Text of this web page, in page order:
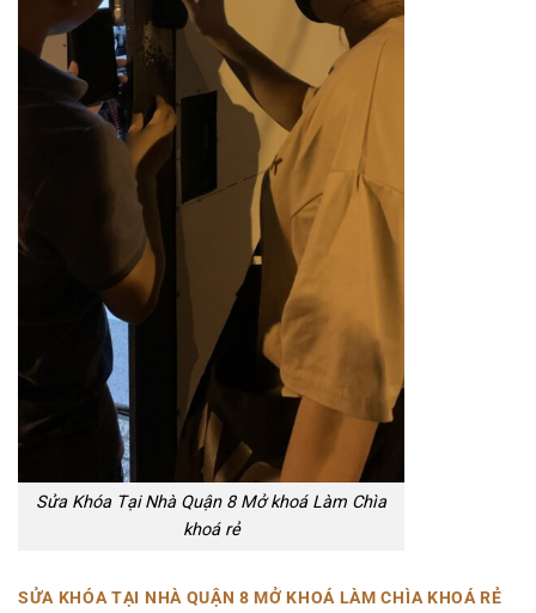
Sửa Khóa Tại Nhà Quận 8 Mở khoá Làm Chìa
khoá rẻ
SỬA KHÓA TẠI NHÀ QUẬN 8 MỞ KHOÁ LÀM CHÌA KHOÁ RẺ